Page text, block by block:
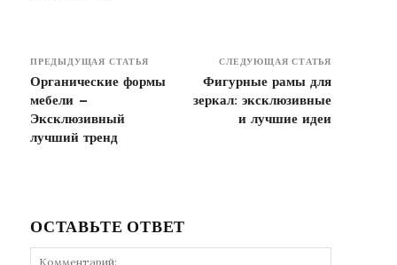
ПРЕДЫДУЩАЯ СТАТЬЯ
Органические формы
мебели —
Эксклюзивный
лучший тренд
СЛЕДУЮЩАЯ СТАТЬЯ
Фигурные рамы для
зеркал: эксклюзивные
и лучшие идеи
ОСТАВЬТЕ ОТВЕТ